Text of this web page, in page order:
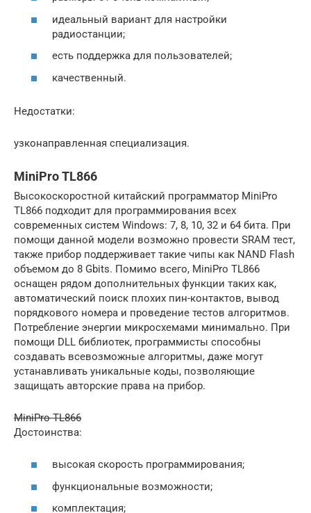
идеальный вариант для настройки
радиостанции;
есть поддержка для пользователей;
качественный.
Недостатки:
узконаправленная специализация.
MiniPro TL866
Высокоскоростной китайский программатор MiniPro
TL866 подходит для программирования всех
современных систем Windows: 7, 8, 10, 32 и 64 бита. При
помощи данной модели возможно провести SRAM тест,
также прибор поддерживает такие чипы как NAND Flash
объемом до 8 Gbits. Помимо всего, MiniPro TL866
оснащен рядом дополнительных функции таких как,
автоматический поиск плохих пин-контактов, вывод
порядкового номера и проведение тестов алгоритмов.
Потребление энергии микросхемами минимально. При
помощи DLL библиотек, программисты способны
создавать всевозможные алгоритмы, даже могут
устанавливать уникальные коды, позволяющие
защищать авторские права на прибор.
MiniPro TL866
Достоинства:
высокая скорость программирования;
функциональные возможности;
комплектация;